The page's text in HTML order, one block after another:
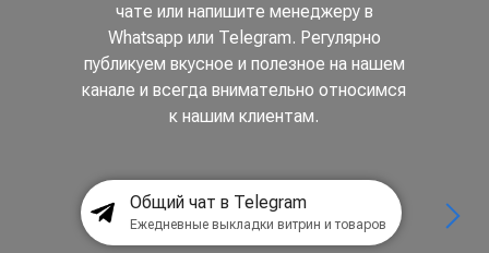
чате или напишите менеджеру в
Whatsapp или Telegram. Регулярно
публикуем вкусное и полезное на нашем
канале и всегда внимательно относимся
к нашим клиентам.
Общий чат в Telegram
Ежедневные выкладки витрин и товаров